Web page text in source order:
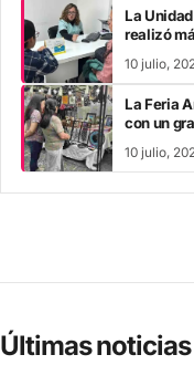
La
realizó
10 julio,
La Feria
con un
10 julio,
Últimas noticias